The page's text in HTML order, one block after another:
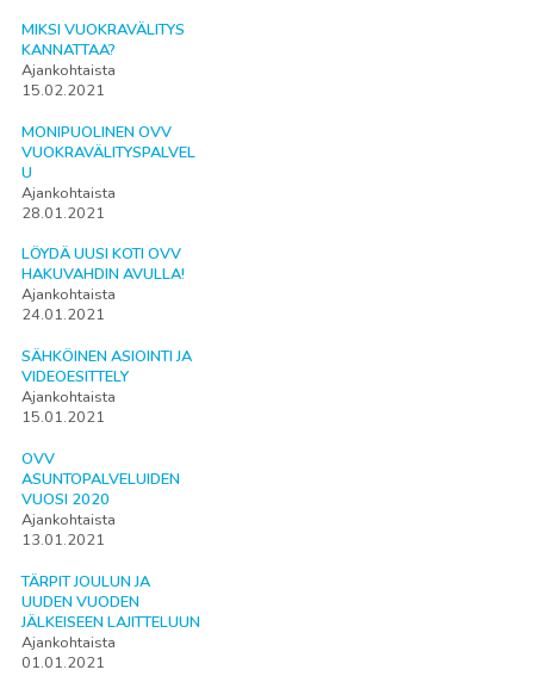
MIKSI VUOKRAVÄLITYS
KANNATTAA?
Ajankohtaista
15.02.2021
MONIPUOLINEN OVV
VUOKRAVÄLITYSPALVEL
U
Ajankohtaista
28.01.2021
LÖYDÄ UUSI KOTI OVV
HAKUVAHDIN AVULLA!
Ajankohtaista
24.01.2021
SÄHKÖINEN ASIOINTI JA
VIDEOESITTELY
Ajankohtaista
15.01.2021
OVV
ASUNTOPALVELUIDEN
VUOSI 2020
Ajankohtaista
13.01.2021
TÄRPIT JOULUN JA
UUDEN VUODEN
JÄLKEISEEN LAJITTELUUN
Ajankohtaista
01.01.2021